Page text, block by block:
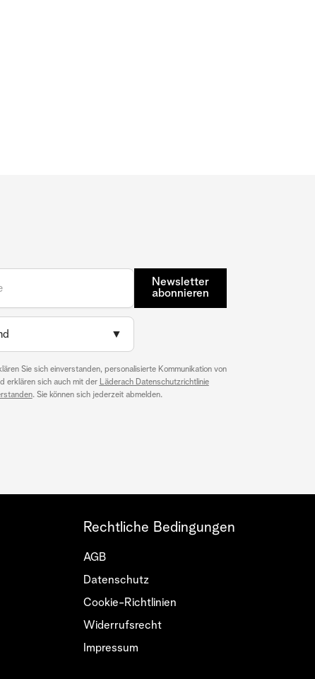
▼
Newsletter
abonnieren
Sie sich einverstanden, personalisierte Kommunikation von
erklären sich auch mit der Läderach Datenschutzrichtlinie
. Sie können sich jederzeit abmelden.
Rechtliche Bedingungen
AGB
Datenschutz
Cookie-Richtlinien
Widerrufsrecht
Impressum